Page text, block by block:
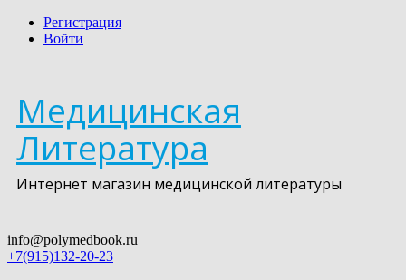
Регистрация
Войти
Медицинская
Литература
Интернет магазин медицинской литературы
info@polymedbook.ru
+7(915)132-20-23